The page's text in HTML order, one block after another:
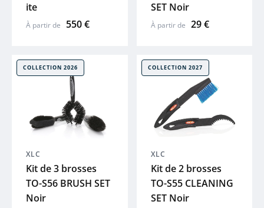
ite
À partir de 550 €
SET Noir
À partir de 29 €
COLLECTION 2026
XLC
Kit de 3 brosses
TO-S56 BRUSH SET
Noir
COLLECTION 2027
XLC
Kit de 2 brosses
TO-S55 CLEANING
SET Noir